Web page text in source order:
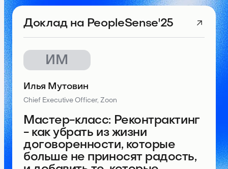
Доклад на PeopleSense'25
ИМ
Мастер-класс: Реконтрактинг
- как убрать из жизни
договоренности, которые
больше не приносят радость,
Илья Мутовин
Chief Executive Officer, Zoon